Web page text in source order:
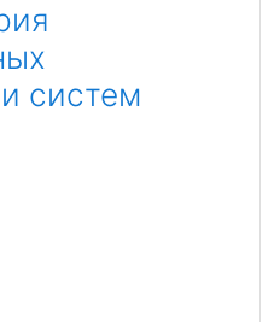
систем